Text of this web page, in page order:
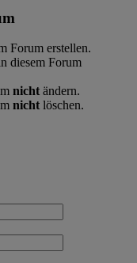
Forum erstellen.
diesem Forum
nicht ändern.
nicht löschen.